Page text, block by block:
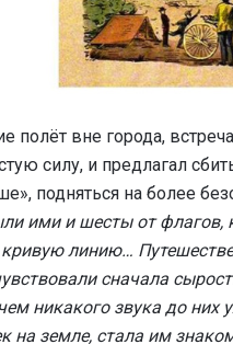
вне города,
силу, и предлагал
подняться на более
ими и шесты от флагов,
линию…
сначала
никакого звука до
на земле, стала им